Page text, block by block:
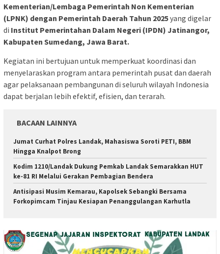
Kementerian/Lembaga Pemerintah Non Kementerian
(LPNK) dengan Pemerintah Daerah Tahun 2025yang digelar
di Institut Pemerintahan Dalam Negeri (IPDN) Jatinangor,
Kabupaten Sumedang, Jawa Barat.
Kegiatan ini bertujuan untuk memperkuat koordinasi dan
menyelaraskan program antara pemerintah pusat dan daerah
agar pelaksanaan pembangunan di seluruh wilayah Indonesia
dapat berjalan lebih efektif, efisien, dan terarah.
BACAAN LAINNYA
Jumat Curhat Polres Landak, Mahasiswa Soroti PETI, BBM
Hingga Knalpot Brong
Kodim 1210/Landak Dukung Pemkab Landak Semarakkan HUT
ke-81 RI Melalui Gerakan Pembagian Bendera
Antisipasi Musim Kemarau, Kapolsek Sebangki Bersama
Forkopimcam Tinjau Kesiapan Penanggulangan Karhutla